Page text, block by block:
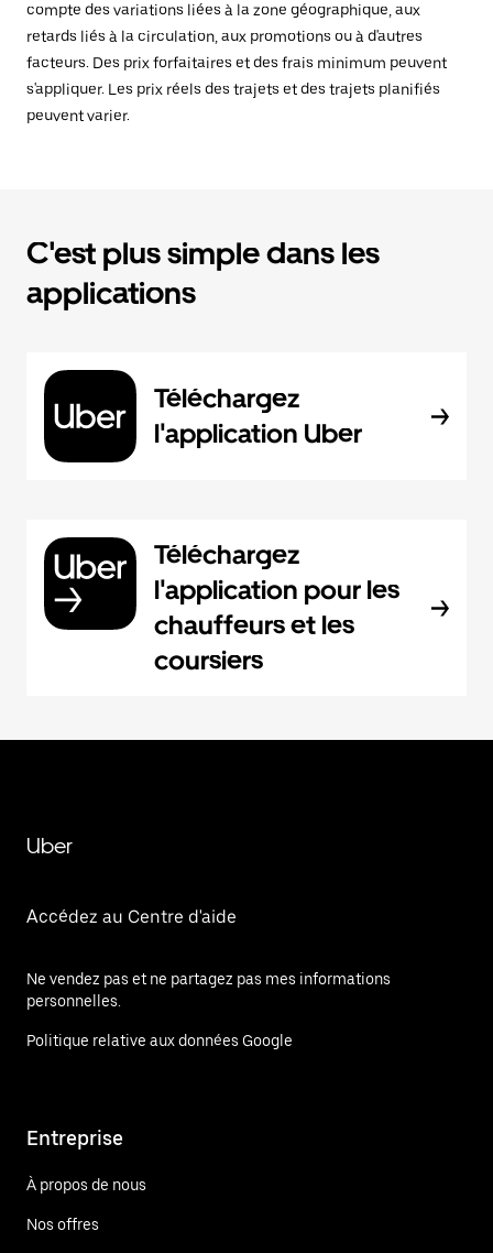
compte des variations liées à la zone géographique, aux
retards liés à la circulation, aux promotions ou à d'autres
facteurs. Des prix forfaitaires et des frais minimum peuvent
s'appliquer. Les prix réels des trajets et des trajets planifiés
peuvent varier.
C'est plus simple dans les
applications
Téléchargez
l'application Uber
Téléchargez
l'application pour les
chauffeurs et les
coursiers
Uber
Accédez au Centre d'aide
Ne vendez pas et ne partagez pas mes informations
personnelles.
Politique relative aux données Google
Entreprise
À propos de nous
Nos offres